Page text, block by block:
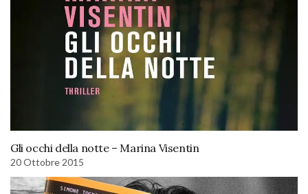
Gli occhi della notte – Marina Visentin
20 Ottobre 2015